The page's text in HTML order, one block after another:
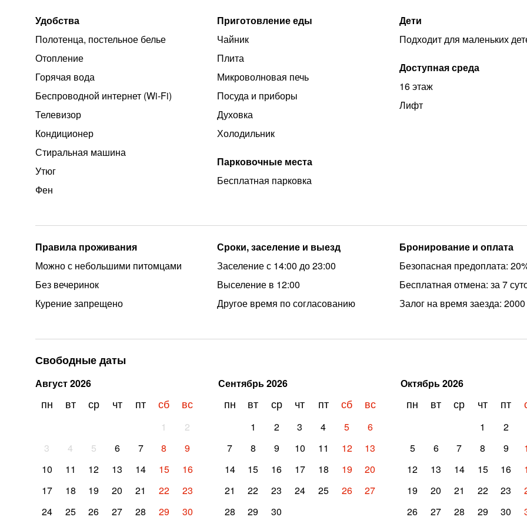
Удобства
Полотенца, постельное белье
Отопление
Горячая вода
Беспроводной интернет (Wi‑Fi)
Телевизор
Кондиционер
Стиральная машина
Утюг
Фен
Приготовление еды
Чайник
Плита
Микроволновая печь
Посуда и приборы
Духовка
Холодильник
Парковочные места
Бесплатная парковка
Дети
Подходит для маленьких
Доступная среда
16 этаж
Лифт
Правила проживания
Можно с небольшими питомцами
Без вечеринок
Курение запрещено
Сроки, заселение и выезд
Заселение с 14:00 до 23:00
Выселение в 12:00
Другое время по согласованию
Бронирование и оплата
Безопасная предоплата:
Бесплатная отмена: за 7
Залог на время заезда:
Свободные даты
Август2026
пн вт ср чт пт сб вс
1
2
3
4 5 6 7 8
9
10
11 12 13 14 15
16
17
18 19 20 21 22
23
24
25 26 27 28 29
30
Сентябрь2026
пн вт ср чт пт сб вс
1 2 3 4 5
6
7
8 9 10 11 12
13
14
15 16 17 18 19
20
21
22 23 24 25 26
27
28
29 30
Октябрь2026
пн вт ср чт пт
1 2
5
6 7 8 9
12
13 14 15 16
19
20 21 22 23
26
27 28 29 30